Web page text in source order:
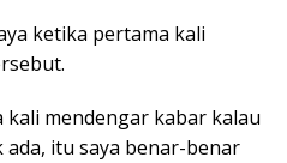
ketika pertama kali
kali mendengar kabar kalau
itu saya benar-benar